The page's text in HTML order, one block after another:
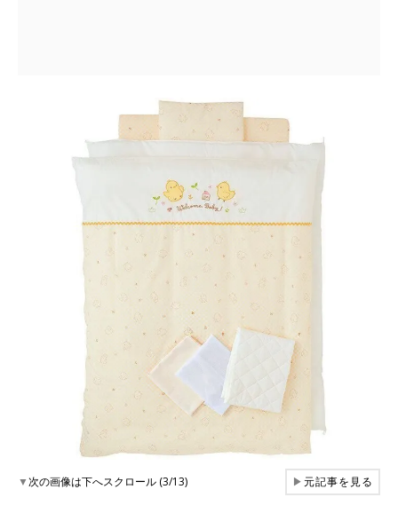
▼次の画像は下へスクロール (3/13) ▶元記事を見る